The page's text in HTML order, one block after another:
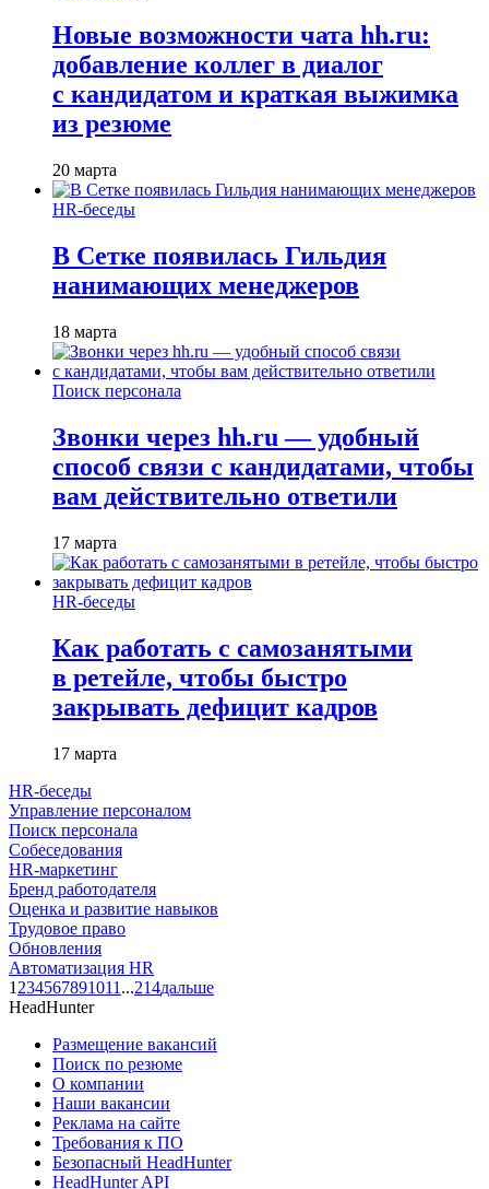
Новые возможности чата hh.ru:
добавление коллег в диалог
с кандидатом и краткая выжимка
из резюме
20 марта
HR-беседы
В Сетке появилась Гильдия
нанимающих менеджеров
18 марта
Поиск персонала
Звонки через hh.ru — удобный
способ связи с кандидатами, чтобы
вам действительно ответили
17 марта
HR-беседы
Как работать с самозанятыми
в ретейле, чтобы быстро
закрывать дефицит кадров
17 марта
HR-беседы
Управление персоналом
Поиск персонала
Собеседования
HR-маркетинг
Бренд работодателя
Оценка и развитие навыков
Трудовое право
Обновления
Автоматизация HR
1 234567891011 ...214дальше
HeadHunter
Размещение вакансий
Поиск по резюме
О компании
Наши вакансии
Реклама на сайте
Требования к ПО
Безопасный HeadHunter
HeadHunter API